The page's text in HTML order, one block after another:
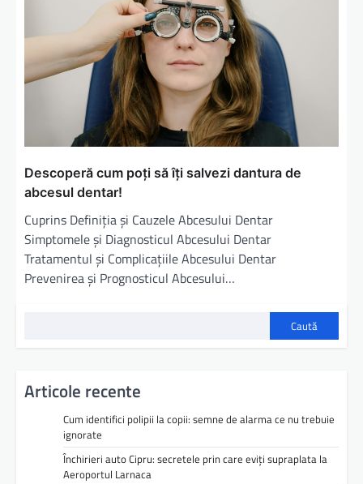
Descoperă cum poți să îți salvezi dantura de
abcesul dentar!
Cuprins Definiția și Cauzele Abcesului Dentar
Simptomele și Diagnosticul Abcesului Dentar
Tratamentul și Complicațiile Abcesului Dentar
Prevenirea și Prognosticul Abcesului…
Caută
Articole recente
Cum identifici polipii la copii: semne de alarma ce nu trebuie
ignorate
Închirieri auto Cipru: secretele prin care eviți supraplata la
Aeroportul Larnaca